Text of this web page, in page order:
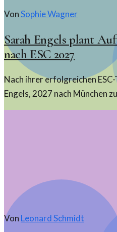
VonSophie Wagner
Sarah Engels plant
nach ESC 2027
Nach ihrer erfolgreichen
Engels, 2027 nach München
auf ein unvergessliches
Von Leonard Schmidt